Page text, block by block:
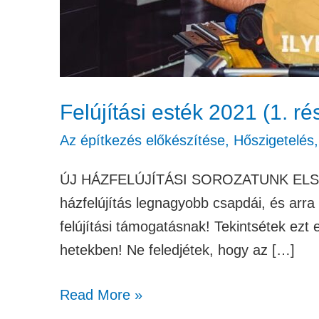
Felújítási esték 2021 (1.
Az építkezés előkészítése,
ÚJ HÁZFELÚJÍTÁSI SOROZATUNK
házfelújítás legnagyobb csapdái, és
felújítási támogatásnak! Tekintsétek ezt
hetekben! Ne feledjétek, hogy az […]
Read More »